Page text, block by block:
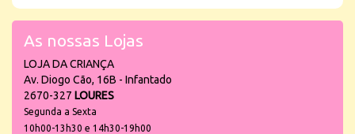
As nossas Lojas
LOJA DA CRIANÇA
Av. Diogo Cão, 16B - Infantado
2670-327 LOURES
Segunda a Sexta
10h00-13h30 e 14h30-19h00